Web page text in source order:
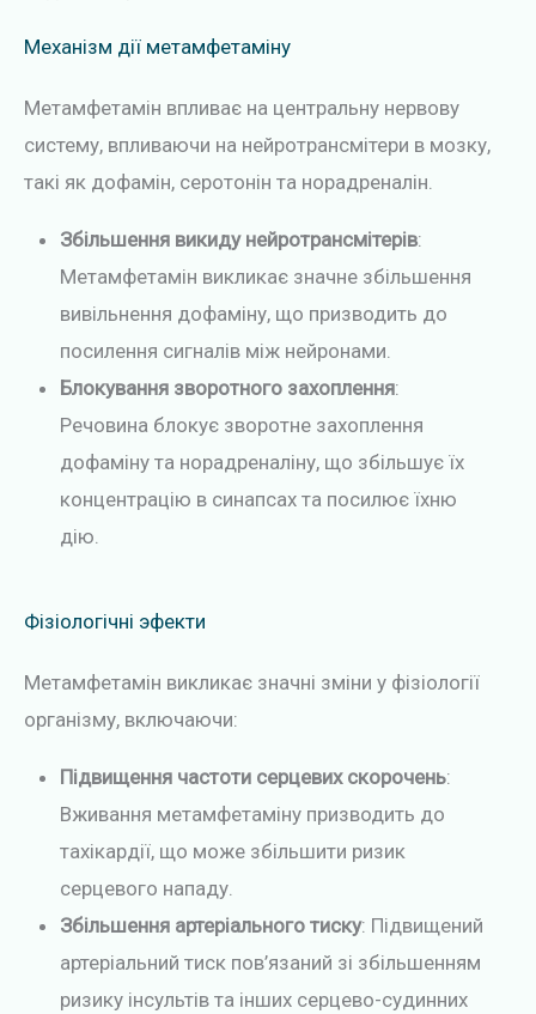
Механізм дії метамфетаміну
Метамфетамін впливає на центральну нервову
систему, впливаючи на нейротрансмітери в мозку,
такі як дофамін, серотонін та норадреналін.
Збільшення викиду нейротрансмітерів:
Метамфетамін викликає значне збільшення
вивільнення дофаміну, що призводить до
посилення сигналів між нейронами.
Блокування зворотного захоплення:
Речовина блокує зворотне захоплення
дофаміну та норадреналіну, що збільшує їх
концентрацію в синапсах та посилює їхню
дію.
Фізіологічні эфекти
Метамфетамін викликає значні зміни у фізіології
організму, включаючи:
Підвищення частоти серцевих скорочень:
Вживання метамфетаміну призводить до
тахікардії, що може збільшити ризик
серцевого нападу.
Збільшення артеріального тиску: Підвищений
артеріальний тиск пов’язаний зі збільшенням
ризику інсультів та інших серцево-судинних